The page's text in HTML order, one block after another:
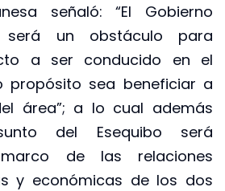
señaló: “El Gobierno
será un obstáculo para
a ser conducido en el
propósito sea beneficiar a
área”; a lo cual además
del Esequibo será
de las relaciones
y económicas de los dos